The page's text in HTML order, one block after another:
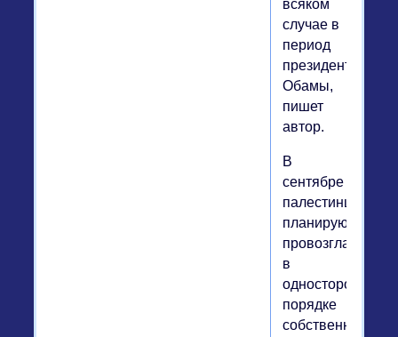
всяком
случае в
период
президентства
Обамы,
пишет
автор.
В
сентябре
палестинцы
планируют
провозгласить
в
одностороннем
порядке
собственное